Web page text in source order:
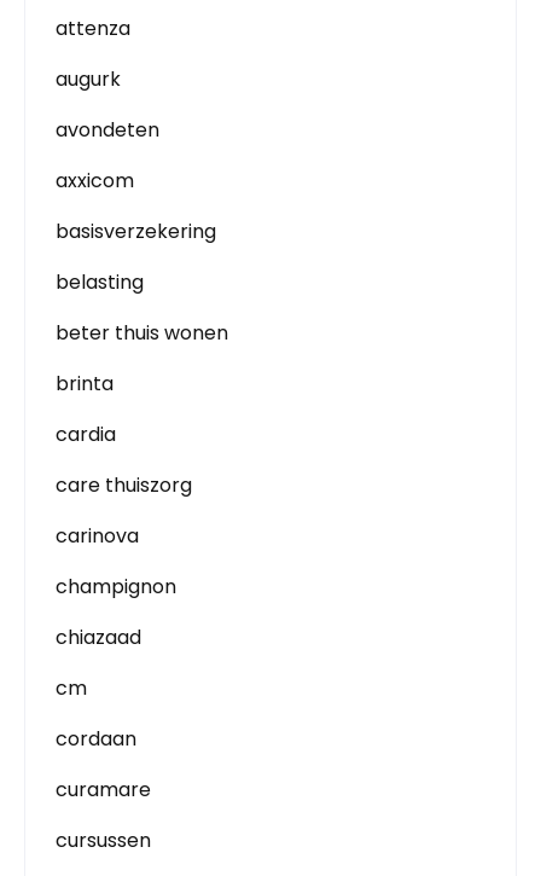
attenza
augurk
avondeten
axxicom
basisverzekering
belasting
beter thuis wonen
brinta
cardia
care thuiszorg
carinova
champignon
chiazaad
cm
cordaan
curamare
cursussen